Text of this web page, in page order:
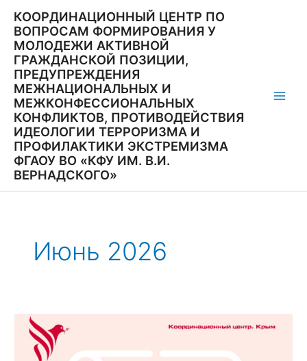
содержимому
КООРДИНАЦИОННЫЙ ЦЕНТР ПО
ВОПРОСАМ ФОРМИРОВАНИЯ У
МОЛОДЕЖИ АКТИВНОЙ
ГРАЖДАНСКОЙ ПОЗИЦИИ,
ПРЕДУПРЕЖДЕНИЯ
МЕЖНАЦИОНАЛЬНЫХ И
МЕЖКОНФЕССИОНАЛЬНЫХ
КОНФЛИКТОВ, ПРОТИВОДЕЙСТВИЯ
ИДЕОЛОГИИ ТЕРРОРИЗМА И
ПРОФИЛАКТИКИ ЭКСТРЕМИЗМА
ФГАОУ ВО «КФУ ИМ. В.И.
ВЕРНАДСКОГО»
Июнь 2026